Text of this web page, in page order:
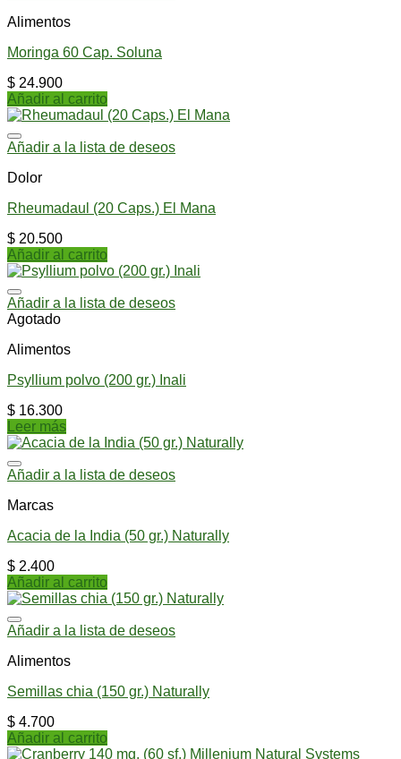
Alimentos
Moringa 60 Cap. Soluna
$ 24.900
Añadir al carrito
Añadir a la lista de deseos
Dolor
Rheumadaul (20 Caps.) El Mana
$ 20.500
Añadir al carrito
Añadir a la lista de deseos
Agotado
Alimentos
Psyllium polvo (200 gr.) Inali
$ 16.300
Leer más
Añadir a la lista de deseos
Marcas
Acacia de la India (50 gr.) Naturally
$ 2.400
Añadir al carrito
Añadir a la lista de deseos
Alimentos
Semillas chia (150 gr.) Naturally
$ 4.700
Añadir al carrito